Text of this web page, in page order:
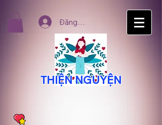
THIỆN NGUYỆN
Đăng nhập